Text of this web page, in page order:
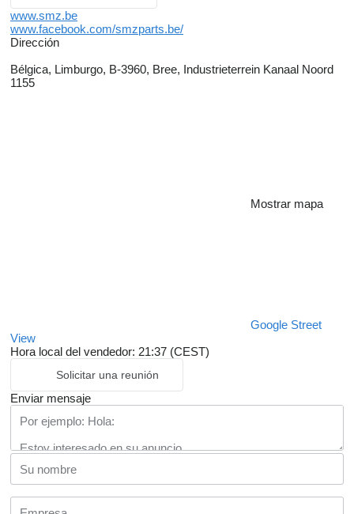
www.smz.be
www.facebook.com/smzparts.be/
Dirección
Bélgica, Limburgo, B-3960, Bree, Industrieterrein Kanaal Noord
1155
Mostrar mapa
Google Street
View
Hora local del vendedor: 21:37 (CEST)
Solicitar una reunión
Enviar mensaje